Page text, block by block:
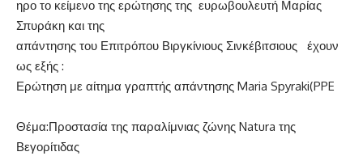
ηρο το κείμενο της ερώτησης της ευρωβουλευτή Μαρίας
Σπυράκη και της
απάντησης του Επιτρόπου Βιργκίνιους Σινκέβιτσιους έχουν
ως εξής :
Ερώτηση με αίτημα γραπτής απάντησης Maria Spyraki(PPE
Θέμα:​Προστασία της παραλίμνιας ζώνης Natura της
Βεγορίτιδας